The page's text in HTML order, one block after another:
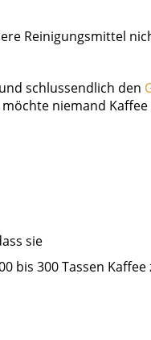
Reinigungsmittel
schlussendlich den
niemand
sie
bis 300 Tassen